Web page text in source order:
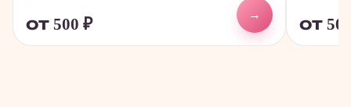
от 500 ₽
→
от